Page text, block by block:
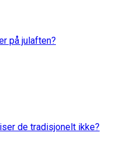
på julaften?
de tradisjonelt ikke?